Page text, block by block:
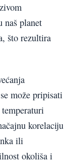
planet
što rezultira
može pripisati
korelaciju
ili
okoliša i